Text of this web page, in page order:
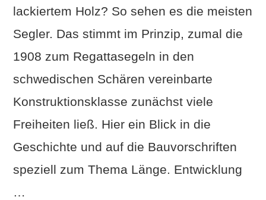
lackiertem Holz? So sehen es die meisten
Segler. Das stimmt im Prinzip, zumal die
1908 zum Regattasegeln in den
schwedischen Schären vereinbarte
Konstruktionsklasse zunächst viele
Freiheiten ließ. Hier ein Blick in die
Geschichte und auf die Bauvorschriften
speziell zum Thema Länge. Entwicklung
…